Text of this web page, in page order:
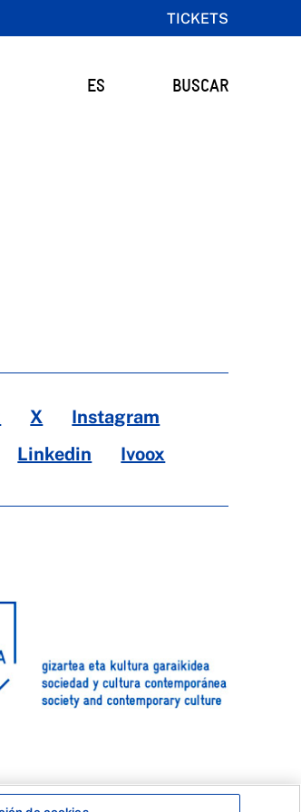
TICKETS
ES BUSCAR
X
Instagram
Linkedin Ivoox